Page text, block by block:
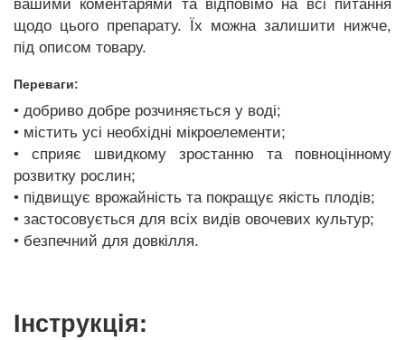
вашими коментарями та відповімо на всі питання
щодо цього препарату. Їх можна залишити нижче,
під описом товару.
Переваги:
• добриво добре розчиняється у воді;
• містить усі необхідні мікроелементи;
• сприяє швидкому зростанню та повноцінному
розвитку рослин;
• підвищує врожайність та покращує якість плодів;
• застосовується для всіх видів овочевих культур;
• безпечний для довкілля.
Інструкція: